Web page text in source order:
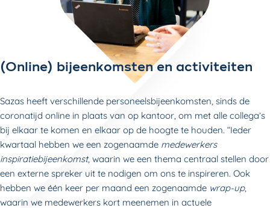
(Online) bijeenkomsten en activiteiten
Sazas heeft verschillende personeelsbijeenkomsten, sinds de
coronatijd online in plaats van op kantoor, om met alle collega’s
bij elkaar te komen en elkaar op de hoogte te houden. “Ieder
kwartaal hebben we een zogenaamde medewerkers
inspiratiebijeenkomst, waarin we een thema centraal stellen door
een externe spreker uit te nodigen om ons te inspireren. Ook
hebben we één keer per maand een zogenaamde wrap-up,
waarin we medewerkers kort meenemen in actuele